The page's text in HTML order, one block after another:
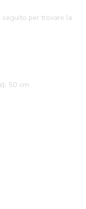
seguito per trovare la
50 cm